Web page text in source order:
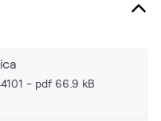
pdf 66.9 kB